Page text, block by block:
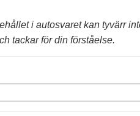
i autosvaret kan tyvärr
tackar för din förståelse.